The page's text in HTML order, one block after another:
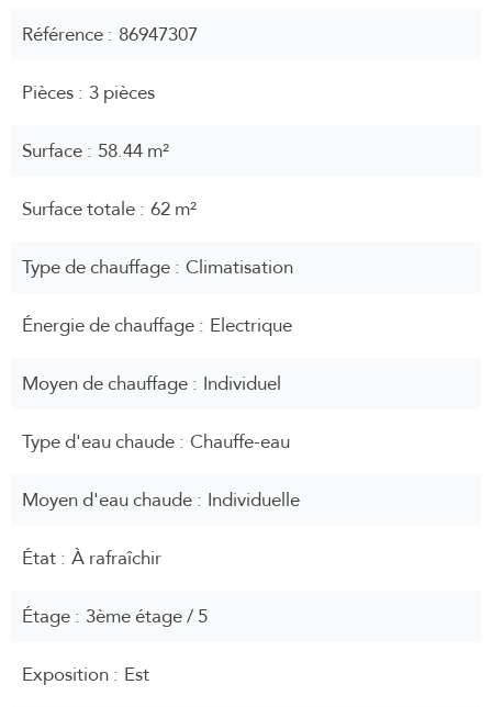
Référence 86947307
Pièces 3 pièces
Surface 58.44 m²
Surface totale 62 m²
Type de chauffage Climatisation
Énergie de chauffage Electrique
Moyen de chauffage Individuel
Type d'eau chaude Chauffe-eau
Moyen d'eau chaude Individuelle
État À rafraîchir
Étage 3ème étage / 5
Exposition Est